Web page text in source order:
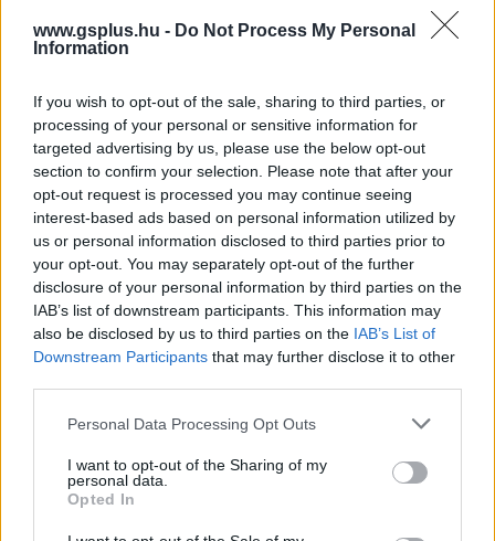
www.gsplus.hu - Do Not Process My Personal
Information
If you wish to opt-out of the sale, sharing to third parties, or
processing of your personal or sensitive information for
targeted advertising by us, please use the below opt-out
section to confirm your selection. Please note that after your
opt-out request is processed you may continue seeing
interest-based ads based on personal information utilized by
us or personal information disclosed to third parties prior to
your opt-out. You may separately opt-out of the further
disclosure of your personal information by third parties on the
IAB’s list of downstream participants. This information may
also be disclosed by us to third parties on the IAB’s List of
Downstream Participants that may further disclose it to other
Please note that this website/app uses one or more Google
not limited to your visit or usage behaviour. You may click to
grant or deny consent to Google and its third-party tags to
use your data for below specified purposes in below Google
consent section.
Personal Data Processing Opt Outs
I want to opt-out of the Sharing of my
personal data.
Opted In
Megérkezett a The Walking Dead: Dead City 2.
évadának első előzetese
| 2025.03.21 14:05
Friss kedvcsináló hangol bennünket a The Walking Dead:
Dead City folytatására.